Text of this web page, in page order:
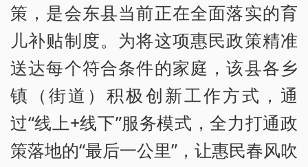
策，是会东县当前正在全面落实的育
儿补贴制度。为将这项惠民政策精准
送达每个符合条件的家庭，该县各乡
镇（街道）积极创新工作方式，通
过“线上+线下”服务模式，全力打通政
策落地的“最后一公里”，让惠民春风吹